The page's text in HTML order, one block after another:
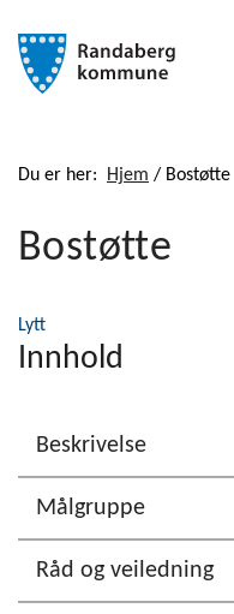
Du er her: Hjem / Bostøtte
Bostøtte
Lytt
Innhold
Beskrivelse
Målgruppe
Råd og veiledning